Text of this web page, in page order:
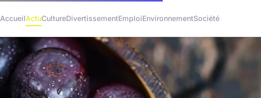
AccueilActuCultureDivertissementEmploiEnvironnementSociété